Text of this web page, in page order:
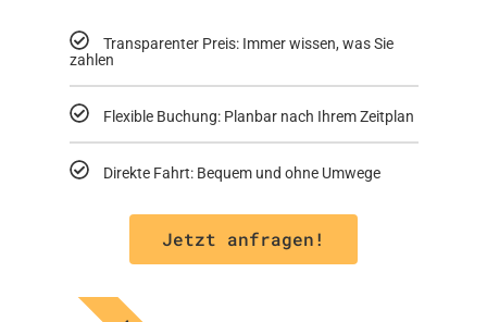
Transparenter Preis: Immer wissen, was Sie
zahlen
Flexible Buchung: Planbar nach Ihrem Zeitplan
Direkte Fahrt: Bequem und ohne Umwege
Jetzt anfragen!